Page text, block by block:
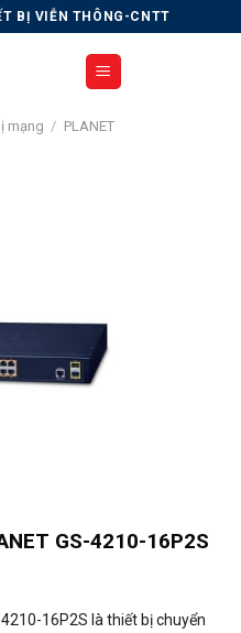
BỊ VIỄN THÔNG-CNTT
mạng / PLANET
GS-4210-16P2S
16P2S là thiết bị chuyển